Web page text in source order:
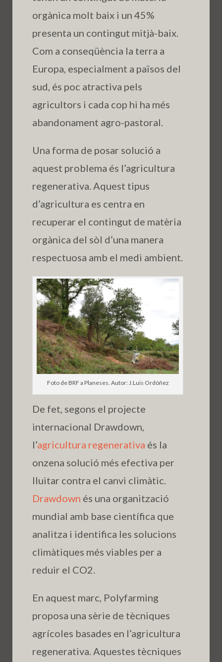
orgànica molt baix i un 45%
presenta un contingut mitjà-baix.
Com a conseqüència la terra a
Europa, especialment a països del
sud, és poc atractiva pels
agricultors i cada cop hi ha més
abandonament agro-pastoral.
Una forma de posar solució a
aquest problema és l’agricultura
regenerativa. Aquest tipus
d’agricultura es centra en
recuperar el contingut de matèria
orgànica del sòl d’una manera
respectuosa amb el medi ambient.
Foto de BRF a Planeses. Autor: J.Luis Ordóñez
De fet, segons el projecte
internacional Drawdown,
l’agricultura regenerativa és la
onzena solució més efectiva per
lluitar contra el canvi climàtic.
Drawdown és una organització
mundial amb base científica que
analitza i identifica les solucions
climàtiques més viables per a
reduir el CO2.
En aquest marc, Polyfarming
proposa una sèrie de tècniques
agrícoles basades en l’agricultura
regenerativa. Aquestes tècniques